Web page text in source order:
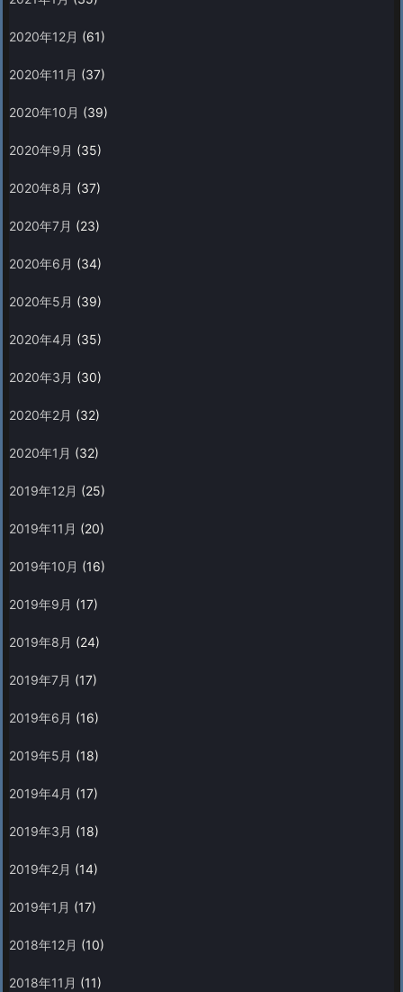
2020年12月 (61)
2020年11月 (37)
2020年10月 (39)
2020年9月 (35)
2020年8月 (37)
2020年7月 (23)
2020年6月 (34)
2020年5月 (39)
2020年4月 (35)
2020年3月 (30)
2020年2月 (32)
2020年1月 (32)
2019年12月 (25)
2019年11月 (20)
2019年10月 (16)
2019年9月 (17)
2019年8月 (24)
2019年7月 (17)
2019年6月 (16)
2019年5月 (18)
2019年4月 (17)
2019年3月 (18)
2019年2月 (14)
2019年1月 (17)
2018年12月 (10)
2018年11月 (11)